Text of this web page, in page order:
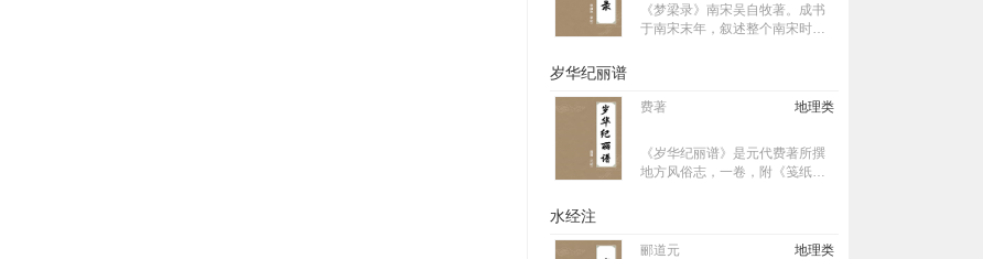
年写成。
《梦梁录》南宋吴自牧著。成书
于南宋末年，叙述整个南宋时期
俗和民艺的材料。
岁华纪丽谱
费著 地理类
《岁华纪丽谱》是元代费著所撰
地方风俗志，一卷，附《笺纸
水经注
郦道元 地理类